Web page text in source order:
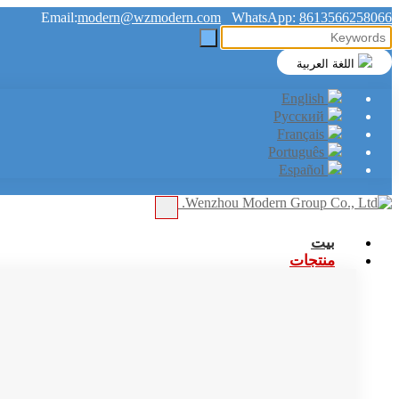
Email:modern@wzmodern.com WhatsApp: 8613566258066
بيت
منتجات